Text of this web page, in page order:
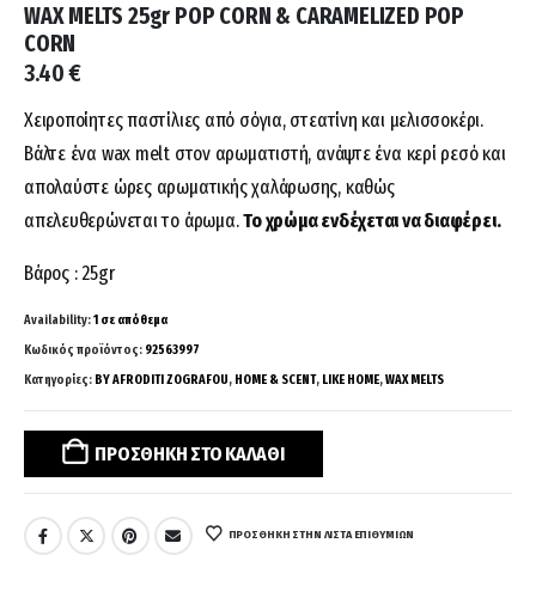
WAX MELTS 25gr POP CORN & CARAMELIZED POP
CORN
3.40€
Χειροποίητες παστίλιες από σόγια, στεατίνη και μελισσοκέρι.
Βάλτε ένα wax melt στον αρωματιστή, ανάψτε ένα κερί ρεσό και
απολαύστε ώρες αρωματικής χαλάρωσης, καθώς
απελευθερώνεται το άρωμα.Το χρώμα ενδέχεται να διαφέρει.
Βάρος : 25gr
Availability:1 σε απόθεμα
Κωδικός προϊόντος: 92563997
Κατηγορίες: BY AFRODITI ZOGRAFOU, HOME & SCENT, LIKE HOME,WAX MELTS
ΠΡΟΣΘΉΚΗ ΣΤΟ ΚΑΛΆΘΙ
ΠΡΌΣΘΉΚΗ ΣΤΗΝ ΛΊΣΤΑ ΕΠΙΘΥΜΙΏΝ